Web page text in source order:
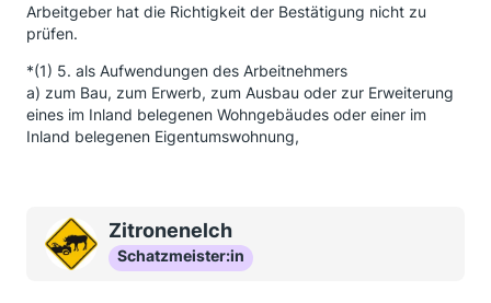
Arbeitgeber hat die Richtigkeit der Bestätigung nicht zu
prüfen.
*(1) 5. als Aufwendungen des Arbeitnehmers
a) zum Bau, zum Erwerb, zum Ausbau oder zur Erweiterung
eines im Inland belegenen Wohngebäudes oder einer im
Inland belegenen Eigentumswohnung,
Zitronenelch
Schatzmeister:in